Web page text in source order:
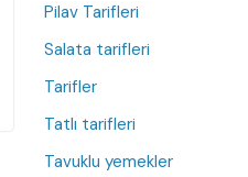
Pilav Tarifleri
Salata tarifleri
Tarifler
Tatlı tarifleri
Tavuklu yemekler